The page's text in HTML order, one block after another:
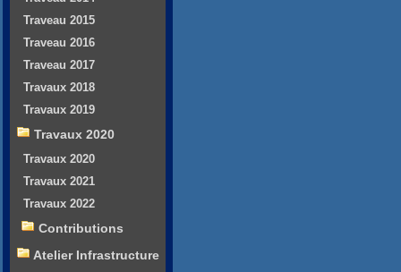
Traveau 2015
Traveau 2016
Traveau 2017
Travaux 2018
Travaux 2019
Travaux 2020
Travaux 2020
Travaux 2021
Travaux 2022
Contributions
Atelier Infrastructure